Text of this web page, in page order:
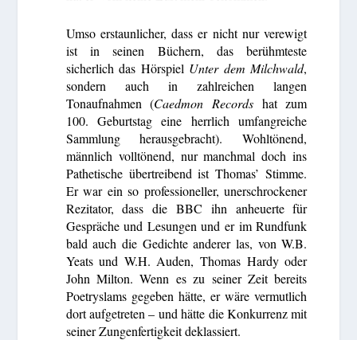
Umso erstaunlicher, dass er nicht nur verewigt
ist in seinen Büchern, das berühmteste
sicherlich das Hörspiel Unter dem Milchwald,
sondern auch in zahlreichen langen
Tonaufnahmen (Caedmon Records hat zum
100. Geburtstag eine herrlich umfangreiche
Sammlung herausgebracht). Wohltönend,
männlich volltönend, nur manchmal doch ins
Pathetische übertreibend ist Thomas’ Stimme.
Er war ein so professioneller, unerschrockener
Rezitator, dass die BBC ihn anheuerte für
Gespräche und Lesungen und er im Rundfunk
bald auch die Gedichte anderer las, von W.B.
Yeats und W.H. Auden, Thomas Hardy oder
John Milton. Wenn es zu seiner Zeit bereits
Poetryslams gegeben hätte, er wäre vermutlich
dort aufgetreten – und hätte die Konkurrenz mit
seiner Zungenfertigkeit deklassiert.